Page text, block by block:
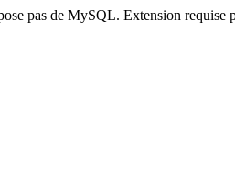
pas de MySQL. Extension requise